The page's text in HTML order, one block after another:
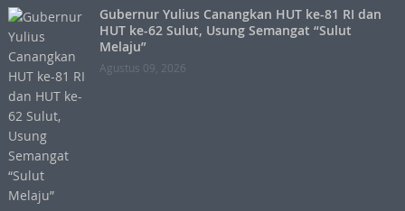
Gubernur Yulius Canangkan HUT ke-81 RI dan
HUT ke-62 Sulut, Usung Semangat “Sulut
Melaju”
Agustus 09, 2026